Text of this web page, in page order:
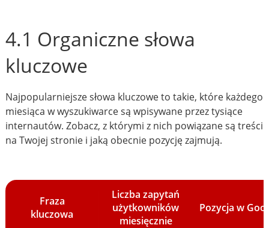
4.1 Organiczne słowa
kluczowe
Najpopularniejsze słowa kluczowe to takie, które każdego
miesiąca w wyszukiwarce są wpisywane przez tysiące
internautów. Zobacz, z którymi z nich powiązane są treści
na Twojej stronie i jaką obecnie pozycję zajmują.
Fraza
kluczowa
Liczba zapytań
użytkowników
miesięcznie
Pozycja w